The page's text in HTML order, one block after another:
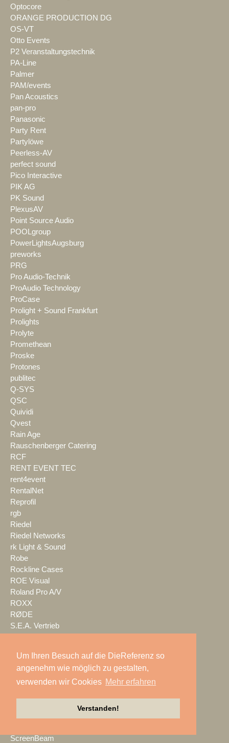
Um Ihren Besuch auf die DieReferenz so
angenehm wie möglich zu gestalten,
verwenden wir Cookies Mehr erfahren
Verstanden!
Optocore
ORANGE PRODUCTION DG
OS-VT
Otto Events
P2 Veranstaltungstechnik
PA-Line
Palmer
PAM/events
Pan Acoustics
pan-pro
Panasonic
Party Rent
Partylöwe
Peerless-AV
perfect sound
Pico Interactive
PIK AG
PK Sound
PlexusAV
Point Source Audio
POOLgroup
PowerLightsAugsburg
preworks
PRG
Pro Audio-Technik
ProAudio Technology
ProCase
Prolight + Sound Frankfurt
Prolights
Prolyte
Promethean
Proske
Protones
publitec
Q-SYS
QSC
Quividi
Qvest
Rain Age
Rauschenberger Catering
RCF
RENT EVENT TEC
rent4event
RentalNet
Reprofil
rgb
Riedel
Riedel Networks
rk Light & Sound
Robe
Rockline Cases
ROE Visual
Roland Pro A/V
ROXX
RØDE
S.E.A. Vertrieb
satis&fy
SCHACHZUG
Schallwerk Audiotechnik
Schnick-Schnack-Systems
ScreenBeam